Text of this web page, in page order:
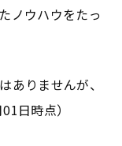
ノウハウをたっ
ありませんが、
日時点）